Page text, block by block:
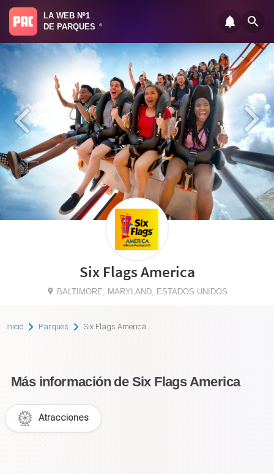
LA WEB Nº1
DE PARQUES
®
Six Flags America
BALTIMORE, MARYLAND, ESTADOS UNIDOS
Inicio Parques Six Flags America
Más información de Six Flags America
Atracciones